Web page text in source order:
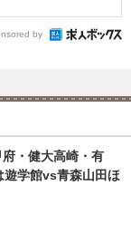
by
府・健大高崎・有
遊学館vs青森山田ほ